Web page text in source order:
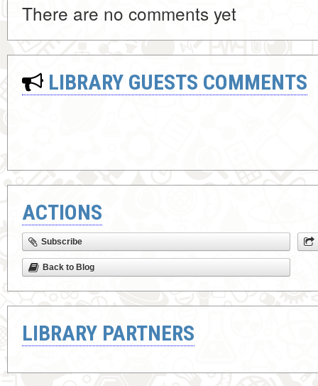
There are no comments yet
LIBRARY GUESTS COMMENTS
ACTIONS
Subscribe
Back to Blog
LIBRARY PARTNERS